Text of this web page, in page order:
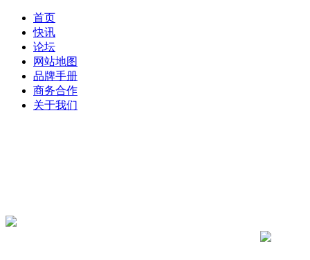
首页
快讯
论坛
网站地图
品牌手册
商务合作
关于我们